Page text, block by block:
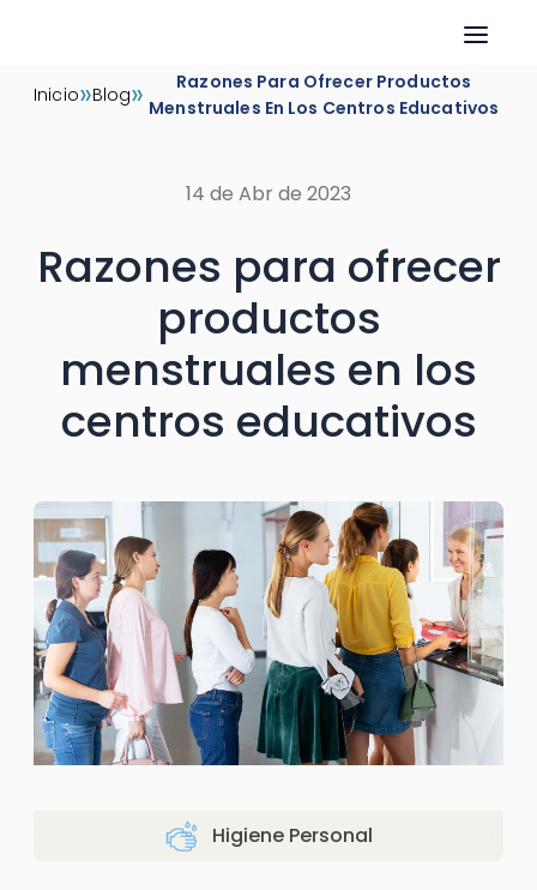
Inicio»Blog»
Razones Para Ofrecer Productos
Menstruales En Los Centros Educativos
14 de Abr de 2023
Razones para ofrecer
productos
menstruales en los
centros educativos
Higiene Personal